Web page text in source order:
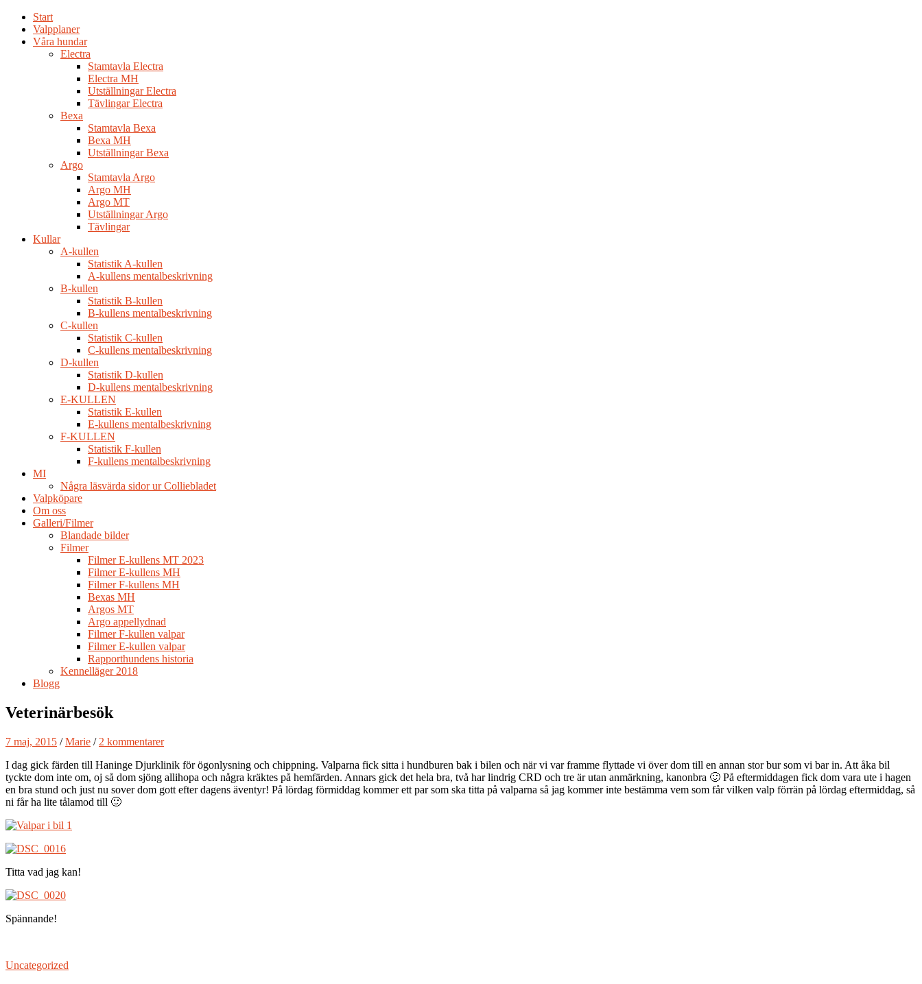
Start
Valpplaner
Våra hundar
Electra
Stamtavla Electra
Electra MH
Utställningar Electra
Tävlingar Electra
Bexa
Stamtavla Bexa
Bexa MH
Utställningar Bexa
Argo
Stamtavla Argo
Argo MH
Argo MT
Utställningar Argo
Tävlingar
Kullar
A-kullen
Statistik A-kullen
A-kullens mentalbeskrivning
B-kullen
Statistik B-kullen
B-kullens mentalbeskrivning
C-kullen
Statistik C-kullen
C-kullens mentalbeskrivning
D-kullen
Statistik D-kullen
D-kullens mentalbeskrivning
E-KULLEN
Statistik E-kullen
E-kullens mentalbeskrivning
F-KULLEN
Statistik F-kullen
F-kullens mentalbeskrivning
MI
Några läsvärda sidor ur Colliebladet
Valpköpare
Om oss
Galleri/Filmer
Blandade bilder
Filmer
Filmer E-kullens MT 2023
Filmer E-kullens MH
Filmer F-kullens MH
Bexas MH
Argos MT
Argo appellydnad
Filmer F-kullen valpar
Filmer E-kullen valpar
Rapporthundens historia
Kennelläger 2018
Blogg
Veterinärbesök
7 maj, 2015 /Marie / 2 kommentarer
I dag gick färden till Haninge Djurklinik för ögonlysning och chippning. Valparna fick sitta i hundburen bak i bilen och när vi var framme flyttade vi över dom till en annan stor bur som vi bar in. Att åka bil
tyckte dom inte om, oj så dom sjöng allihopa och några kräktes på hemfärden. Annars gick det hela bra, två har lindrig CRD och tre är utan anmärkning, kanonbra 🙂 På eftermiddagen fick dom vara ute i hagen
en bra stund och just nu sover dom gott efter dagens äventyr! På lördag förmiddag kommer ett par som ska titta på valparna så jag kommer inte bestämma vem som får vilken valp förrän på lördag eftermiddag, så
ni får ha lite tålamod till 🙂
Titta vad jag kan!
Spännande!
Uncategorized